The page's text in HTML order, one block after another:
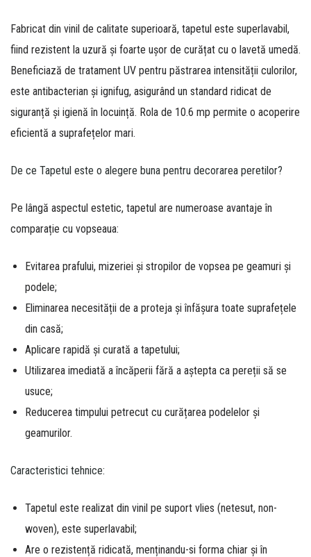
Fabricat din vinil de calitate superioară, tapetul este superlavabil,
fiind rezistent la uzură și foarte ușor de curățat cu o lavetă umedă.
Beneficiază de tratament UV pentru păstrarea intensității culorilor,
este antibacterian și ignifug, asigurând un standard ridicat de
siguranță și igienă în locuință. Rola de 10.6 mp permite o acoperire
eficientă a suprafețelor mari.
De ce Tapetul este o alegere buna pentru decorarea peretilor?
Pe lângă aspectul estetic, tapetul are numeroase avantaje în
comparație cu vopseaua:
Evitarea prafului, mizeriei și stropilor de vopsea pe geamuri și
podele;
Eliminarea necesității de a proteja și înfășura toate suprafețele
din casă;
Aplicare rapidă și curată a tapetului;
Utilizarea imediată a încăperii fără a aștepta ca pereții să se
usuce;
Reducerea timpului petrecut cu curățarea podelelor și
geamurilor.
Caracteristici tehnice:
Tapetul este realizat din vinil pe suport vlies (netesut, non-
woven), este superlavabil;
Are o rezistență ridicată, menținandu-si forma chiar și în